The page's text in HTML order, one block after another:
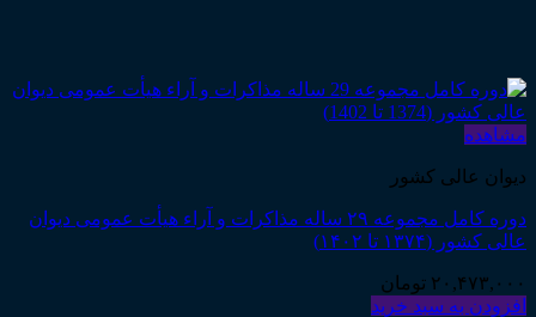
مشاهده
دیوان عالی کشور
دوره کامل مجموعه ۲۹ ساله مذاکرات و آراء هیأت عمومی دیوان
عالی کشور (۱۳۷۴ تا ۱۴۰۲)
۲۰,۴۷۳,۰۰۰ تومان
افزودن به سبد خرید